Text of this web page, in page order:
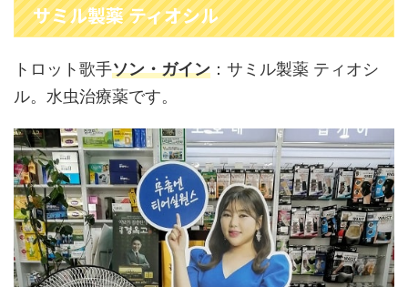
サミル製薬 ティオシル
トロット歌手ソン・ガイン ：サミル製薬 ティオシ
ル。水虫治療薬です。